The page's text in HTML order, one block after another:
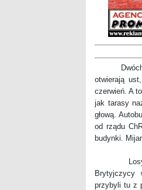
Dwóch
otwierają
czerwień. A
jak tarasy
głową.
od rządu
budynki.
Losy
Brytyjczycy
przybyli tu z